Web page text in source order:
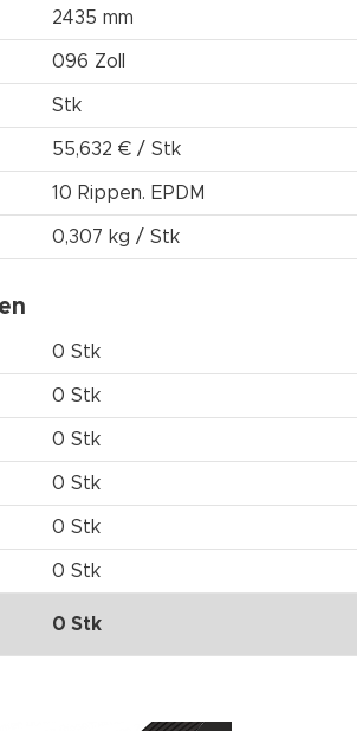
2435 mm
096 Zoll
Stk
55,632 € / Stk
10 Rippen. EPDM
0,307 kg / Stk
0 Stk
0 Stk
0 Stk
0 Stk
0 Stk
0 Stk
0 Stk